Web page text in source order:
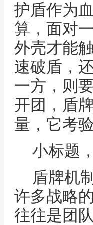
护盾作为
算，面对
外壳才能
速破盾，
一方，则
开团，盾
量，它考
小标题
盾牌机
许多战略
往往是团